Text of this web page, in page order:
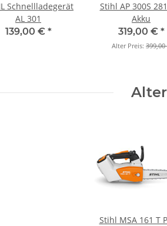
AL 301
139,00 € *
Stihl AP 300S
Akku
319,00 € *
Alter Preis: 399,00
Stihl MSA 161 T